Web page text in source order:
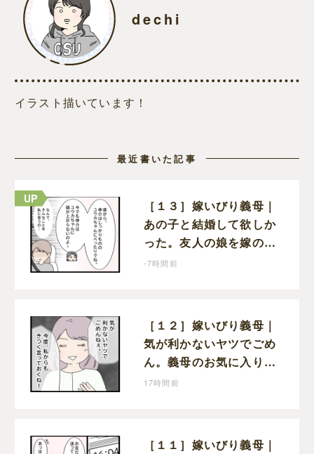
dechi
イラスト描いています！
最近書いた記事
［１３］嫁いびり義母｜
あの子と結婚して欲しか
った。友人の娘を嫁の前
で褒めちぎる無神経な義
-7時間前
［１２］嫁いびり義母｜
気が利かないヤツでごめ
ん。義母のお気に入り女
性が夫との親密さを匂わ
17時間前
［１１］嫁いびり義母｜